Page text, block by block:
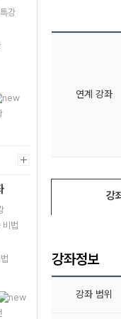
강
비법
연계 강좌
강
강좌정보
강좌 범위